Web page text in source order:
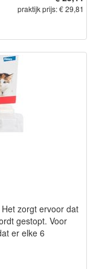
praktijk prijs: € 29,81
zorgt ervoor dat
gestopt. Voor
er elke 6